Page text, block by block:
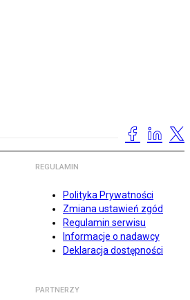
REGULAMIN
Polityka Prywatności
Zmiana ustawień zgód
Regulamin serwisu
Informacje o nadawcy
Deklaracja dostępności
PARTNERZY